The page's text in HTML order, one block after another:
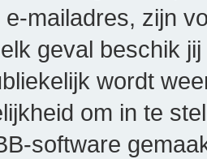
mailadres, zijn
geval beschik
wordt
om in te
software